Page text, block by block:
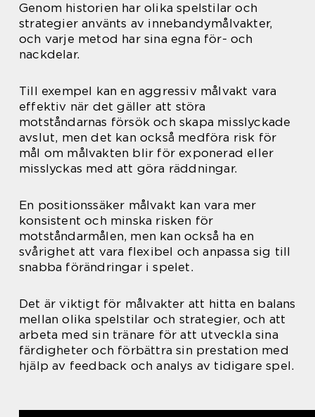
Genom historien har olika spelstilar och
strategier använts av innebandymålvakter,
och varje metod har sina egna för- och
nackdelar.
Till exempel kan en aggressiv målvakt vara
effektiv när det gäller att störa
motståndarnas försök och skapa misslyckade
avslut, men det kan också medföra risk för
mål om målvakten blir för exponerad eller
misslyckas med att göra räddningar.
En positionssäker målvakt kan vara mer
konsistent och minska risken för
motståndarmålen, men kan också ha en
svårighet att vara flexibel och anpassa sig till
snabba förändringar i spelet.
Det är viktigt för målvakter att hitta en balans
mellan olika spelstilar och strategier, och att
arbeta med sin tränare för att utveckla sina
färdigheter och förbättra sin prestation med
hjälp av feedback och analys av tidigare spel.